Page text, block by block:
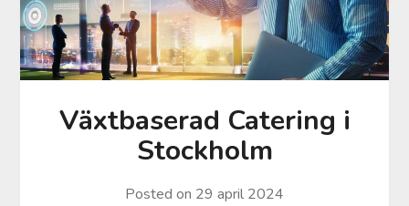
Växtbaserad Catering i
Stockholm
Posted on 29 april 2024